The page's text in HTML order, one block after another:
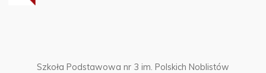
Szkoła Podstawowa nr 3 im. Polskich Noblistów